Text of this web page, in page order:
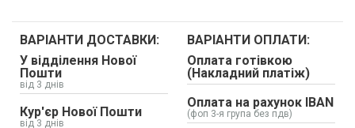
ВАРІАНТИ ДОСТАВКИ:
У відділення Нової
Пошти
від 3 днів
Кур'єр Нової Пошти
від 3 днів
ВАРІАНТИ ОПЛАТИ:
Оплата готівкою
(Накладний платіж)
Оплата на рахунок IBAN
(фоп 3-я група без пдв)